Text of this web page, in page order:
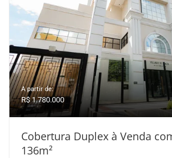
A partir de:
R$ 1.780.000
Cobertura Duplex à Venda
136m²